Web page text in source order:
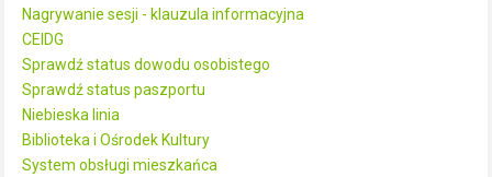
Nagrywanie sesji - klauzula informacyjna
CEIDG
Sprawdź status dowodu osobistego
Sprawdź status paszportu
Niebieska linia
Biblioteka i Ośrodek Kultury
System obsługi mieszkańca